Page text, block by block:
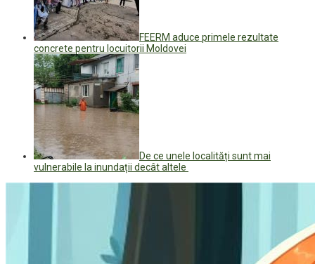
FEERM aduce primele rezultate
concrete pentru locuitorii Moldovei
De ce unele localități sunt mai
vulnerabile la inundații decât altele